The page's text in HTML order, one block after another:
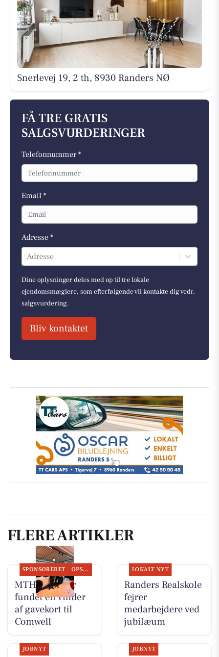
Snerlevej 19, 2 th, 8930 Randers NØ
FÅ TRE GRATIS
SALGSVURDERINGER
Telefonnummer *
Email *
Adresse *
Adresse
Dine oplysninger deles med op til tre lokale
ejendomsmæglere, som efterfølgende vil kontakte dig vedr.
salgsvurdering.
Bliv kontaktet
FLERE ARTIKLER
SPONSORERET OPSLAGSTAVLEN
MTH Biler har
fundet en vinder
af gavekort til
Comwell
LOKALT NYT
Randers Realskole
fejrer
medarbejdere ved
jubilæum
JOBNYT JOBNYT